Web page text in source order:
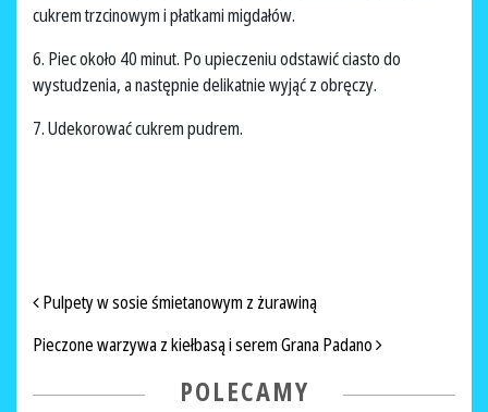
cukrem trzcinowym i płatkami migdałów.
6. Piec około 40 minut. Po upieczeniu odstawić ciasto do
wystudzenia, a następnie delikatnie wyjąć z obręczy.
7. Udekorować cukrem pudrem.
NAWIGACJA PO ARTYKUŁACH
Pulpety w sosie śmietanowym z żurawiną
Pieczone warzywa z kiełbasą i serem Grana Padano
POLECAMY